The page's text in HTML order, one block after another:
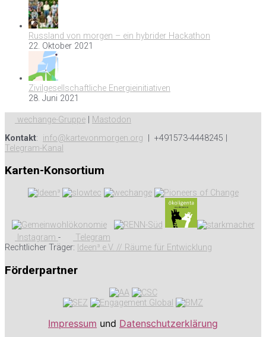
Russland von morgen – ein hybrider Hackathon
22. Oktober 2021
Zivilgesellschaftliche Energieinitiativen
28. Juni 2021
wechange-Gruppe
Mastodon
Kontakt: info@kartevonmorgen.org | +491573-4448245 |
Telegram-Kanal
Karten-Konsortium
Instagram -
Telegram
Rechtlicher Träger: Ideen³ e.V. // Räume für Entwicklung
Förderpartner
Impressum und Datenschutzerklärung